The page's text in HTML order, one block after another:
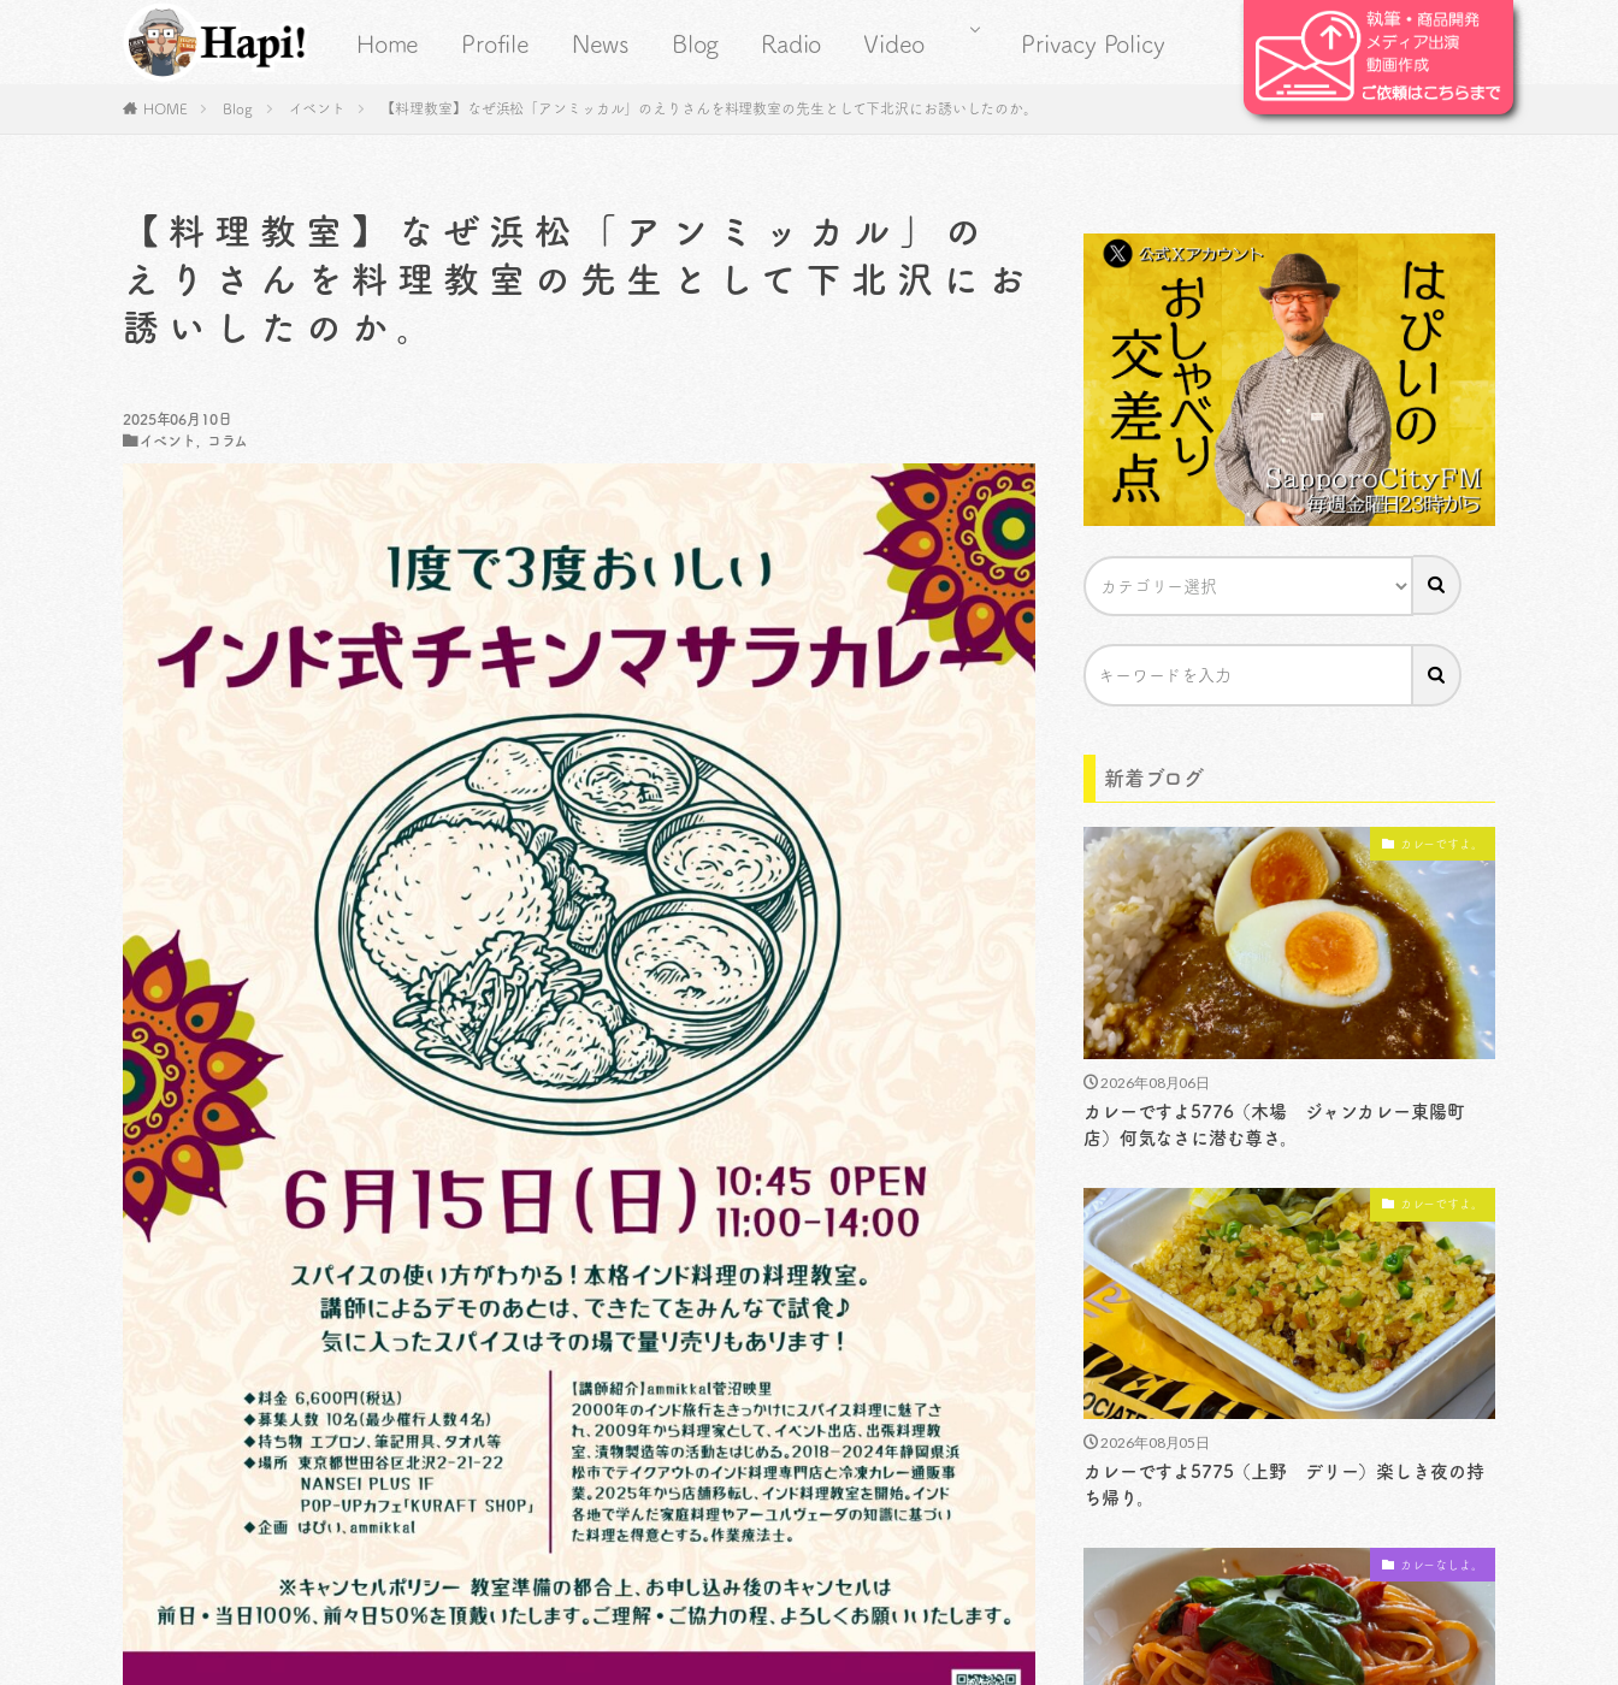
Home Profile News Blog Radio Video Privacy Policy
HOME Blog イベント 【料理教室】なぜ浜松「アンミッカル」のえりさんを料理教室の先生として下北沢にお誘いしたのか。
【料理教室】なぜ浜松「アンミッカル」の
えりさんを料理教室の先生として下北沢にお
誘いしたのか。
2025年06月10日
イベント
コラム
新着ブログ
カレーですよ。
2026年08月06日
カレーですよ5776（木場 ジャンカレー東陽町
店）何気なさに潜む尊さ。
カレーですよ。
2026年08月05日
カレーですよ5775（上野 デリー）楽しき夜の持
ち帰り。
カレーなしよ。